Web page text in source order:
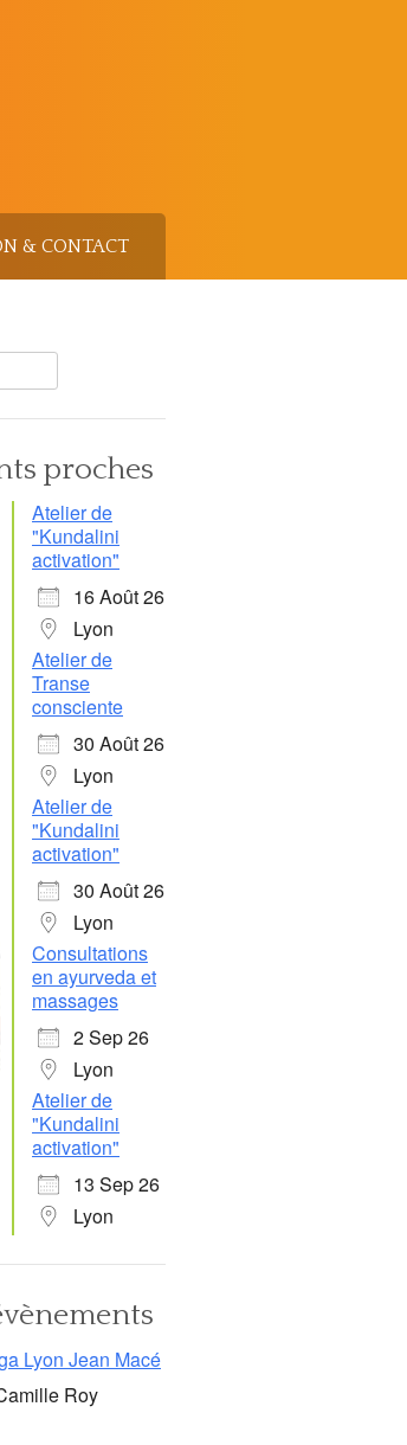
& CONTACT
365
proches
Atelier de
"Kundalini
activation"
16 Août 26
Lyon
Atelier de
Transe
consciente
30 Août 26
Lyon
Atelier de
"Kundalini
activation"
30 Août 26
Lyon
Consultations
en ayurveda et
massages
2 Sep 26
Lyon
Atelier de
"Kundalini
activation"
13 Sep 26
Lyon
Lyon Jean Macé
Roy